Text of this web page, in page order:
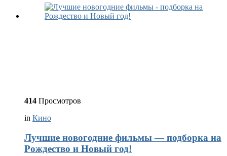
414 Просмотров
in Кино
Лучшие новогодние фильмы — подборка на
Рождество и Новый год!